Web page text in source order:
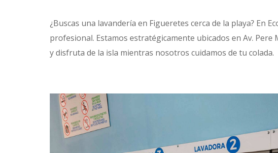
¿Buscas una lavandería en Figueretes cerca de la playa? En
profesional. Estamos estratégicamente ubicados en Av.
y disfruta de la isla mientras nosotros cuidamos de tu colada.